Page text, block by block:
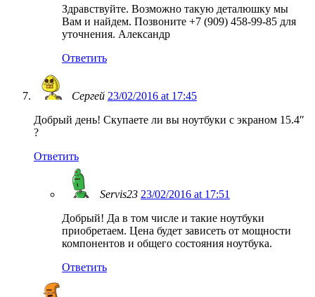
Здравствуйте. Возможно такую деталюшку мы
Вам и найдем. Позвоните +7 (909) 458-99-85 для
уточнения. Александр
Ответить
Сергей 23/02/2016 at 17:45
Добрый день! Скупаете ли вы ноутбуки с экраном 15.4″
?
Ответить
Servis23 23/02/2016 at 17:51
Добрый! Да в том числе и такие ноутбуки
приобретаем. Цена будет зависеть от мощности
компонентов и общего состояния ноутбука.
Ответить